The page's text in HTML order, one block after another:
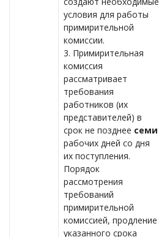
условия для работы
примирительной
комиссии.
3. Примирительная
комиссия
рассматривает
требования
работников (их
представителей) в
срок не позднее семи
рабочих дней со дня
их поступления.
Порядок
рассмотрения
требований
примирительной
комиссией, продление
указанного срока